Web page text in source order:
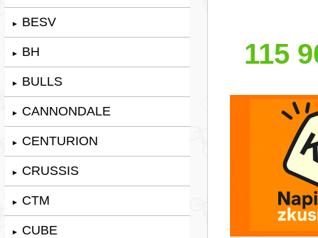
► BESV
► BH
► BULLS
► CANNONDALE
► CENTURION
► CRUSSIS
► CTM
► CUBE
115